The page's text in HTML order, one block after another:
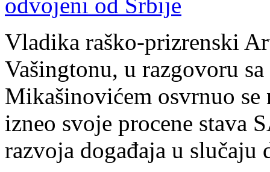
Vladika raško-prizrenski
Vašingtonu, u razgovoru
Mikašinovićem osvrnuo se
izneo svoje procene stava
razvoja događaja u slučaju